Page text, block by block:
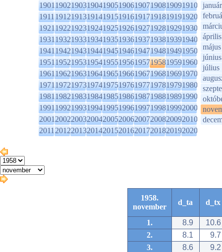
1901190219031904190519061907190819091910
1911191219131914191519161917191819191920
1921192219231924192519261927192819291930
1931193219331934193519361937193819391940
1941194219431944194519461947194819491950
1951195219531954195519561957195819591960
1961196219631964196519661967196819691970
1971197219731974197519761977197819791980
1981198219831984198519861987198819891990
1991199219931994199519961997199819992000
2001200220032004200520062007200820092010
2011201220132014201520162017201820192020
január
április
május
június
július
1958.
november
d_ta d_tx
1. 8.9
10.6
2.
8.1
9.7
3.
8.6
9.2